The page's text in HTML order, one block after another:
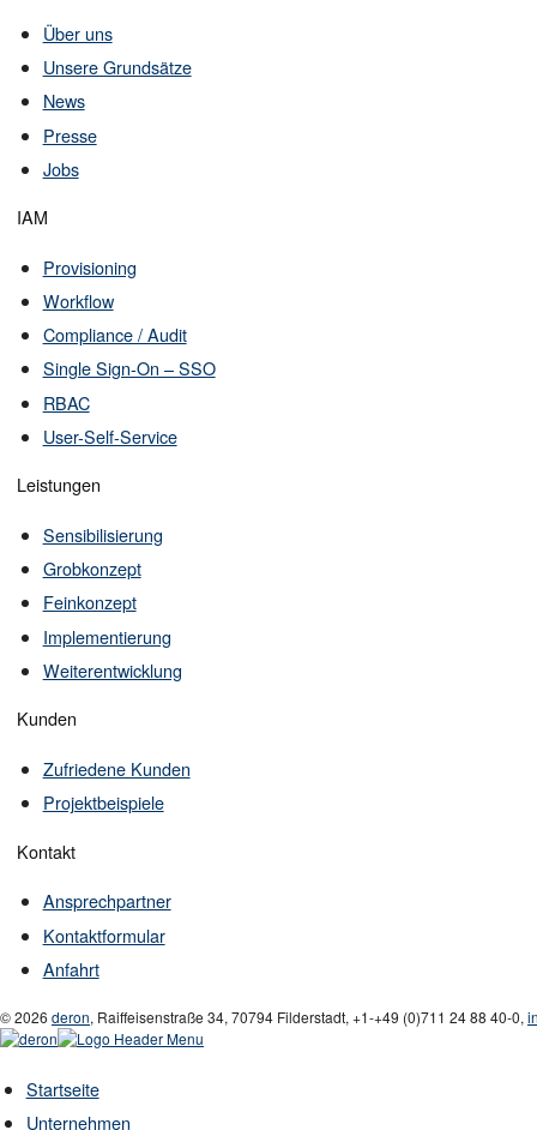
Über uns
Unsere Grundsätze
News
Presse
Jobs
IAM
Provisioning
Workflow
Compliance / Audit
Single Sign-On – SSO
RBAC
User-Self-Service
Leistungen
Sensibilisierung
Grobkonzept
Feinkonzept
Implementierung
Weiterentwicklung
Kunden
Zufriedene Kunden
Projektbeispiele
Kontakt
Ansprechpartner
Kontaktformular
Anfahrt
© 2026 deron, Raiffeisenstraße 34, 70794 Filderstadt, +1-+49 (0)711 24 88 40-0,
Startseite
Unternehmen